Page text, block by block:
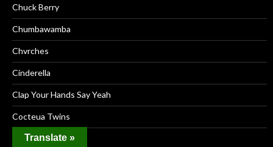
Chuck Berry
Chumbawamba
Chvrches
Cinderella
Clap Your Hands Say Yeah
Cocteua Twins
Coldplay
Translate »